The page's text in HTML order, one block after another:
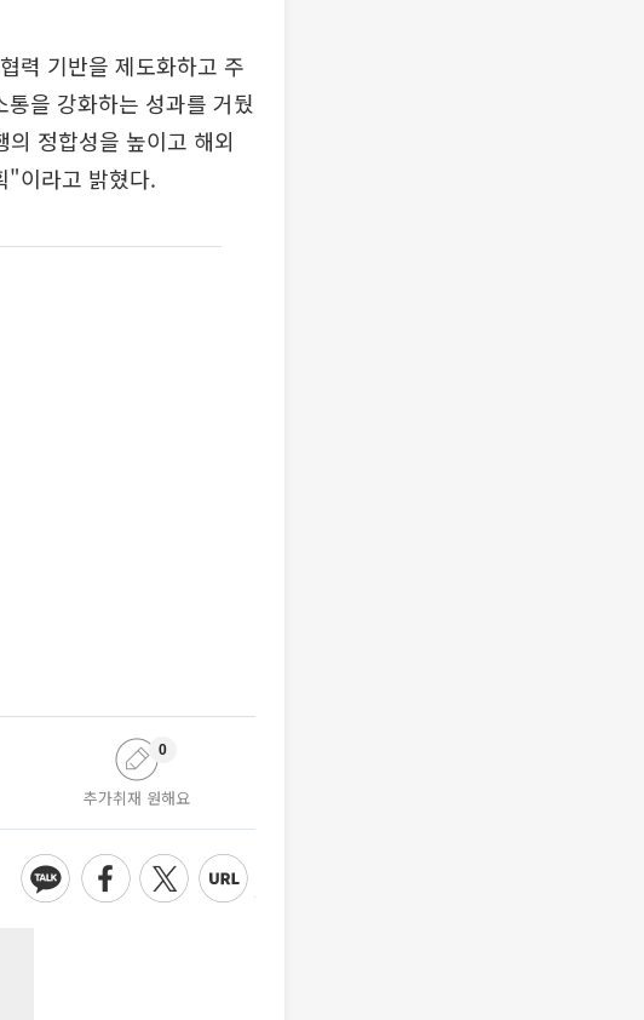
력 기반을 제도화하고 주
을 강화하는 성과를 거뒀
정합성을 높이고 해외
"이라고 밝혔다.
추가취재 원해요
0